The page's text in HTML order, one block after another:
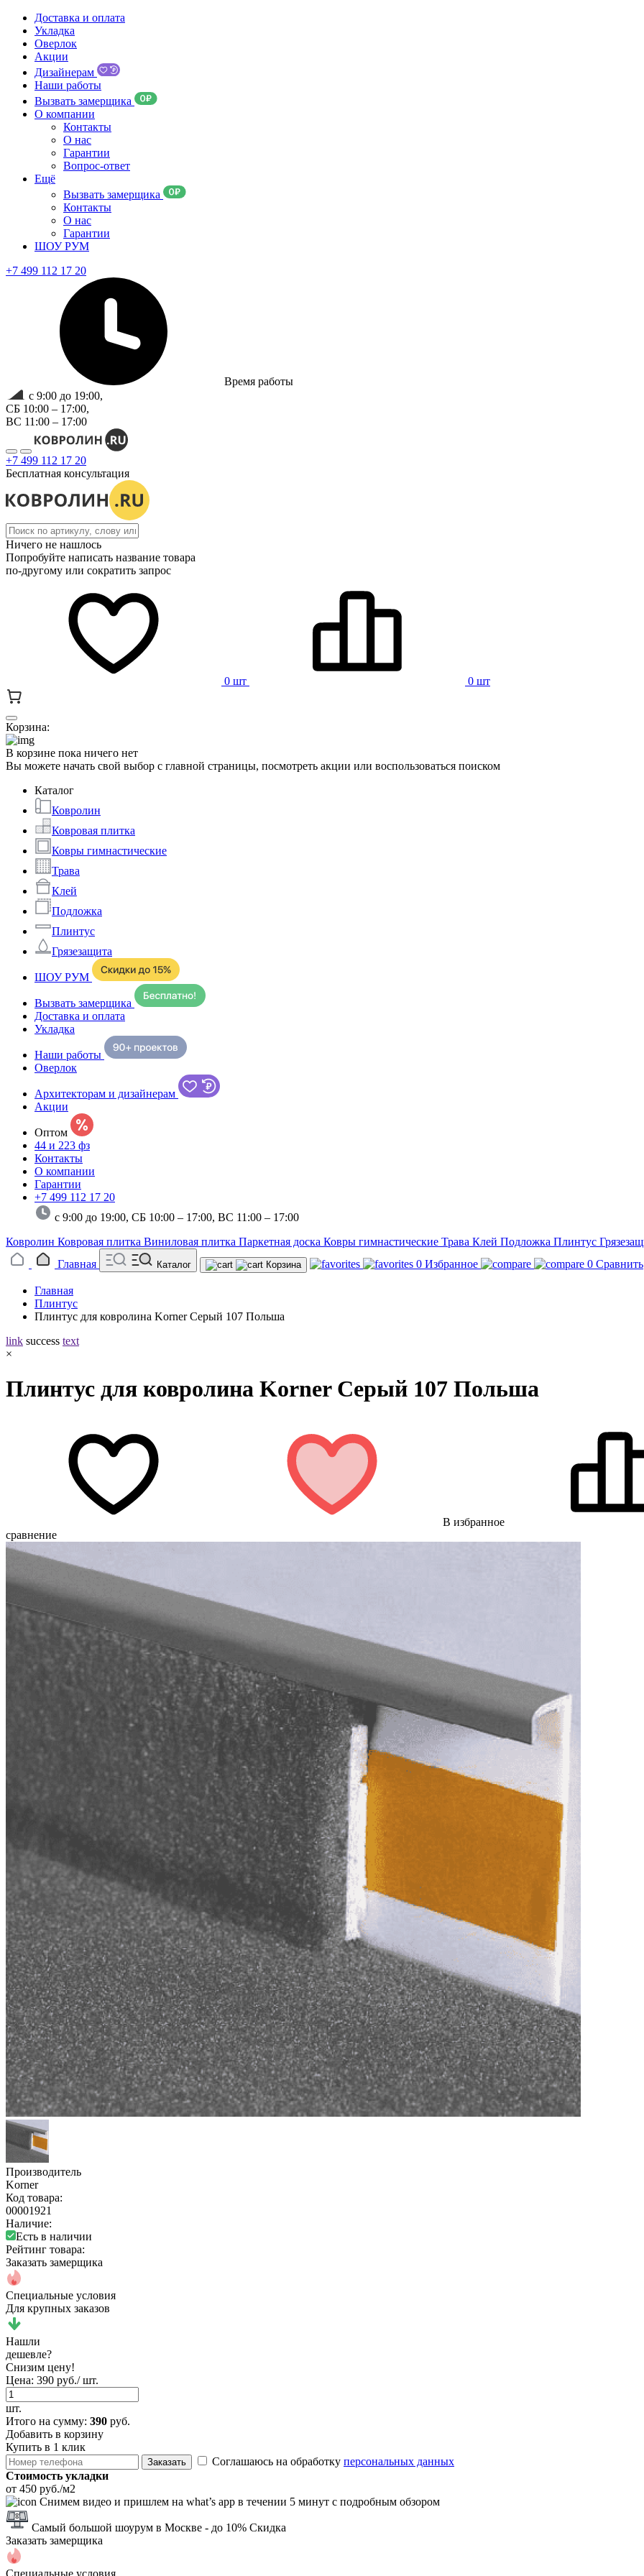
Доставка и оплата
Укладка
Оверлок
Акции
Дизайнерам
Наши работы
Вызвать замерщика
О компании
Контакты
О нас
Гарантии
Вопрос-ответ
Ещё
Вызвать замерщика
Контакты
О нас
Гарантии
ШОУ РУМ
+7 499 112 17 20
Время работы
с 9:00 до 19:00,
СБ 10:00 – 17:00,
ВС 11:00 – 17:00
+7 499 112 17 20
Бесплатная консультация
Ничего не нашлось
Попробуйте написать название товара
по-другому или сократить запрос
0 шт 0 шт
Корзина:
В корзине пока ничего нет
Вы можете начать свой выбор с главной страницы, посмотреть акции или воспользоваться поиском
Каталог
Ковролин
Ковровая плитка
Ковры гимнастические
Трава
Клей
Подложка
Плинтус
Грязезащита
ШОУ РУМ
Вызвать замерщика
Доставка и оплата
Укладка
Наши работы
Оверлок
Архитекторам и дизайнерам
Акции
Оптом
44 и 223 фз
Контакты
О компании
Гарантии
+7 499 112 17 20
с 9:00 до 19:00, СБ 10:00 – 17:00, ВС 11:00 – 17:00
Ковролин Ковровая плитка Виниловая плитка Паркетная доска Ковры гимнастические Трава Клей Подложка Плинтус
Главная
Каталог Корзина 0 Избранное 0 Сравнить
Главная
Плинтус
Плинтус для ковролина Korner Серый 107 Польша
link success text
×
Плинтус для ковролина Korner Серый 107 Польша
В избранное
сравнение
Производитель
Korner
Код товара:
00001921
Наличие:
Есть в наличии
Рейтинг товара:
Заказать замерщика
Специальные условия
Для крупных заказов
Нашли
дешевле?
Снизим цену!
Цена: 390 руб./ шт.
шт.
Итого на сумму: 390 руб.
Добавить в корзину
Купить в 1 клик
Заказать Соглашаюсь на обработку персональных данных
Стоимость укладки
от 450 руб./м2
Снимем видео и пришлем на what’s app в течении 5 минут с подробным обзором
Самый большой шоурум в Москве - до 10% Скидка
Заказать замерщика
Специальные условия